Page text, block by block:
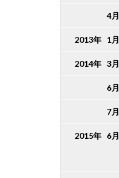
4月
2013年 1月
2014年 3月
6月
7月
2015年 6月